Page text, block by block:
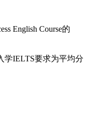
English Course的
学IELTS要求为平均分